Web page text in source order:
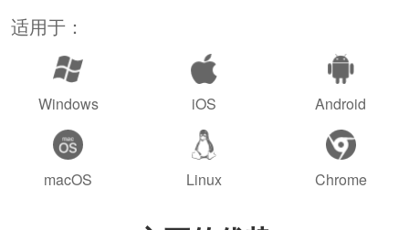
适用于：
Windows iOS Android
macOS Linux Chrome